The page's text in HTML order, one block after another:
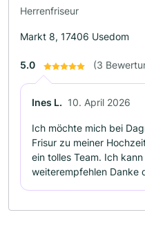
Herrenfriseur
Markt 8, 17406 Usedom
5.0 (3
Ines L. 10. April 2026
Ich möchte mich bei
Frisur zu meiner
ein tolles Team. Ich
weiterempfehlen Danke